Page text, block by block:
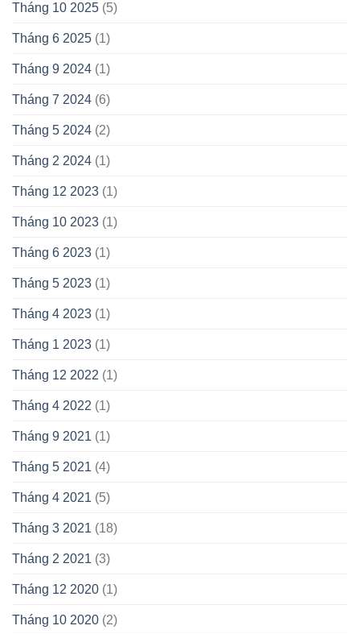
Tháng 10 2025 (5)
Tháng 6 2025 (1)
Tháng 9 2024 (1)
Tháng 7 2024 (6)
Tháng 5 2024 (2)
Tháng 2 2024 (1)
Tháng 12 2023 (1)
Tháng 10 2023 (1)
Tháng 6 2023 (1)
Tháng 5 2023 (1)
Tháng 4 2023 (1)
Tháng 1 2023 (1)
Tháng 12 2022 (1)
Tháng 4 2022 (1)
Tháng 9 2021 (1)
Tháng 5 2021 (4)
Tháng 4 2021 (5)
Tháng 3 2021 (18)
Tháng 2 2021 (3)
Tháng 12 2020 (1)
Tháng 10 2020 (2)